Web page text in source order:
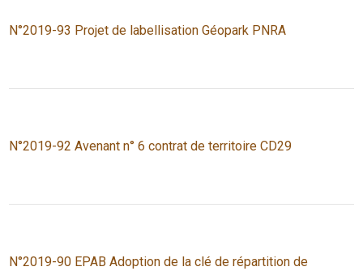
N°2019-93 Projet de labellisation Géopark PNRA
N°2019-92 Avenant n° 6 contrat de territoire CD29
N°2019-90 EPAB Adoption de la clé de répartition de